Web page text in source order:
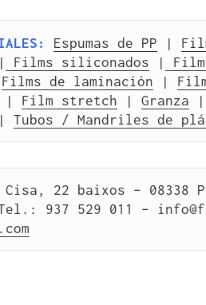
Espumas de PP |
Films siliconados |
Films de laminación |
| Film stretch | Granza |
Tubos / Mandriles de
22 baixos – 08338
937 529 011 –